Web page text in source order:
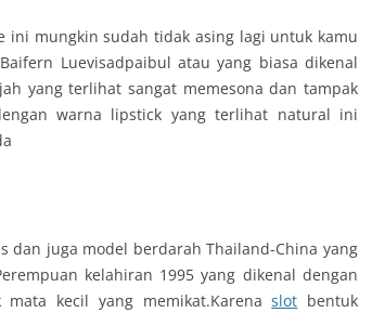
ini mungkin sudah tidak asing lagi untuk kamu
Luevisadpaibul atau yang biasa dikenal
yang terlihat sangat memesona dan tampak
warna lipstick yang terlihat natural ini
dan juga model berdarah Thailand-China yang
kelahiran 1995 yang dikenal dengan
kecil yang memikat.Karenaslot bentuk